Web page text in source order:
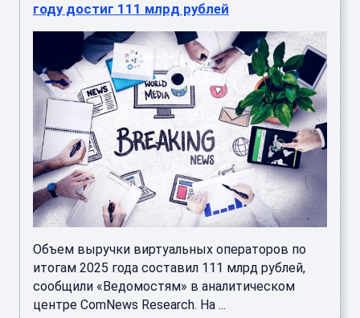
году достиг 111 млрд рублей
Объем выручки виртуальных операторов по
итогам 2025 года составил 111 млрд рублей,
сообщили «Ведомостям» в аналитическом
центре ComNews Research. На ...